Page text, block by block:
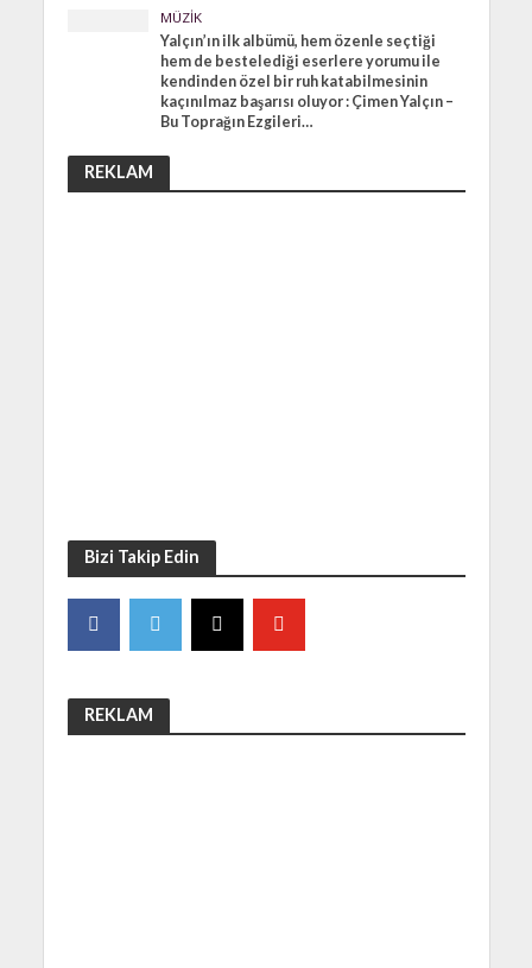
MÜZIK
Yalçın’ın ilk albümü, hem özenle seçtiği
hem de bestelediği eserlere yorumu ile
kendinden özel bir ruh katabilmesinin
kaçınılmaz başarısı oluyor : Çimen Yalçın –
Bu Toprağın Ezgileri…
REKLAM
Bizi Takip Edin
REKLAM